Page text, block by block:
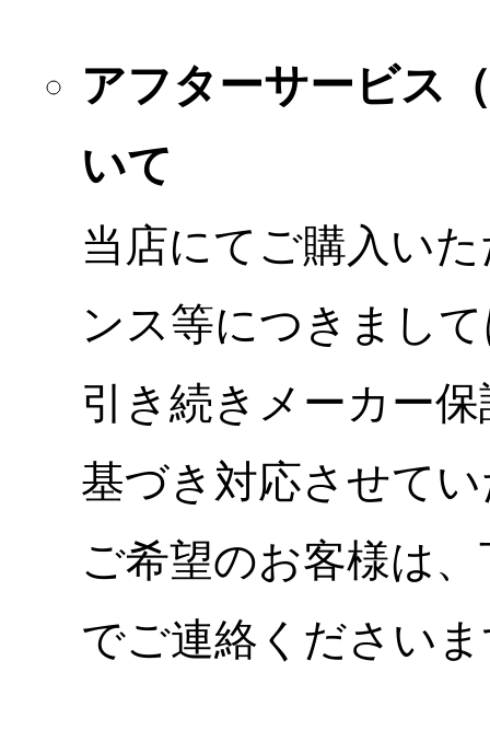
アフターサービス
いて
当店にてご購入い
ンス等につきまし
引き続きメーカー
基づき対応させて
ご希望のお客様は
でご連絡ください